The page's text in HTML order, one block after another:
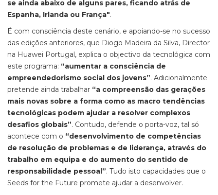
se ainda abaixo de alguns pares, ficando atrás de
Espanha, Irlanda ou França".
É com consciência deste cenário, e apoiando-se no sucesso
das edições anteriores, que Diogo Madeira da Silva, Director
na Huawei Portugal, explica o objectivo da tecnológica com
este programa: “aumentar a consciência de
empreendedorismo social dos jovens”. Adicionalmente
pretende ainda trabalhar “a compreensão das gerações
mais novas sobre a forma como as macro tendências
tecnológicas podem ajudar a resolver complexos
desafios globais”. Contudo, defende o porta-voz, tal só
acontece com o “desenvolvimento de competências
de resolução de problemas e de liderança, através do
trabalho em equipa e do aumento do sentido de
responsabilidade pessoal”. Tudo isto capacidades que o
Seeds for the Future promete ajudar a desenvolver.